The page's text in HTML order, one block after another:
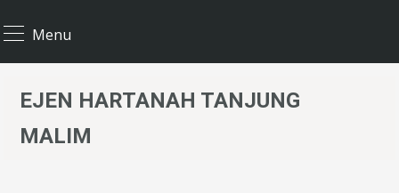
Menu
EJEN HARTANAH TANJUNG
MALIM